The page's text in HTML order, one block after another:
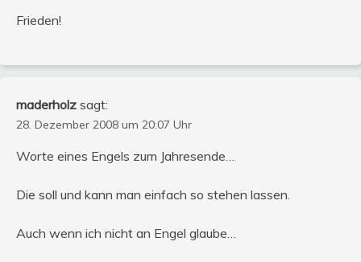
Frieden!
maderholz sagt:
28. Dezember 2008 um 20:07 Uhr
Worte eines Engels zum Jahresende…
Die soll und kann man einfach so stehen lassen.
Auch wenn ich nicht an Engel glaube…